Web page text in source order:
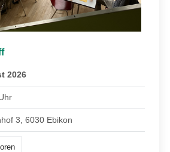
2026
3, 6030 Ebikon